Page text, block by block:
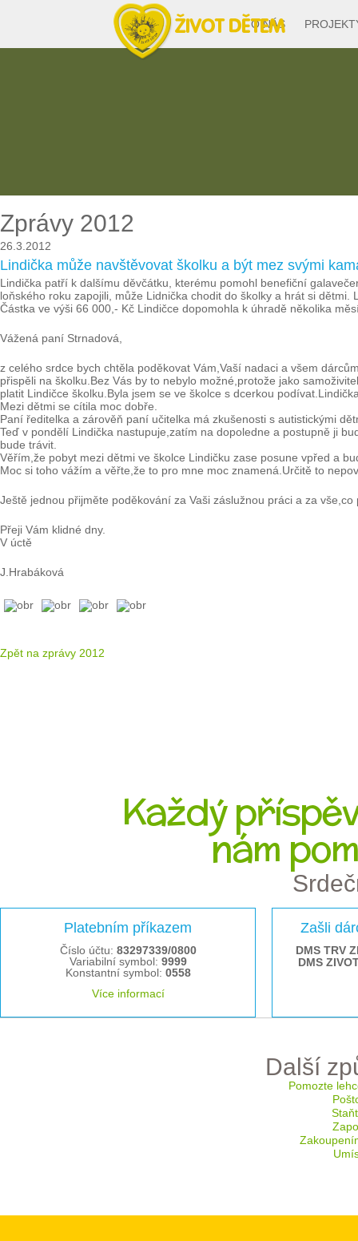
O NÁS
Zprávy 2012
26.3.2012
Lindička může navštěvovat školku a být mez svými
Lindička patří k dalšímu děvčátku, kterému pomohl benefiční
loňského roku zapojili, může Lidnička chodit do školky a hrát si
Částka ve výši 66 000,- Kč Lindičce dopomohla k úhradě několika
Vážená paní Strnadová,
z celého srdce bych chtěla poděkovat Vám,Vaší nadaci a všem
přispěli na školku.Bez Vás by to nebylo možné,protože jako
platit Lindičce školku.Byla jsem se ve školce s dcerkou
Mezi dětmi se cítila moc dobře.
Paní ředitelka a zárověň paní učitelka má zkušenosti s autistickými
Teď v pondělí Lindička nastupuje,zatím na dopoledne a postupně ji
bude trávit.
Věřím,že pobyt mezi dětmi ve školce Lindičku zase posune vpřed a
Moc si toho vážím a věřte,že to pro mne moc znamená.Určitě to
Ještě jednou přijměte poděkování za Vaši záslužnou práci a za
Přeji Vám klidné dny.
V úctě
J.Hrabáková
Zpět na zprávy 2012
Každý
nám
Platebním příkazem
Číslo účtu: 83297339/0800
Variabilní symbol: 9999
Konstantní symbol: 0558
Více informací
Zašli
DMS TRV
DMS
Další
Pomozte